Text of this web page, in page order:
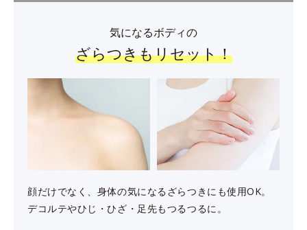
気になるボディの
ざらつきもリセット！
顔だけでなく、身体の気になるざらつきにも使用OK。
デコルテやひじ・ひざ・足先もつるつるに。